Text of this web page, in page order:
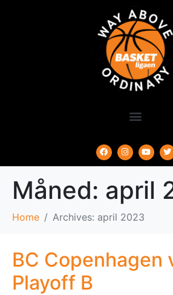
Måned: april
Home Archives: april 2023
BC Copenhagen
Playoff B